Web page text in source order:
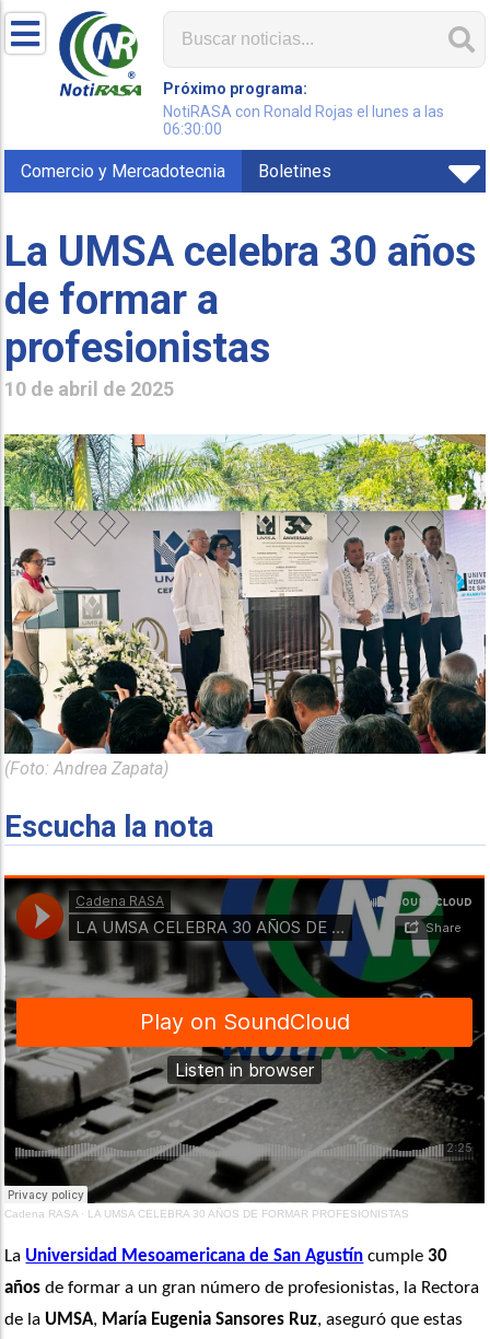
Próximo programa:
NotiRASA con Ronald Rojas el lunes a las
06:30:00
Comercio y Mercadotecnia Boletines
La UMSA celebra 30 años
de formar a
profesionistas
10 de abril de 2025
(Foto: Andrea Zapata)
Escucha la nota
Cadena RASA · LA UMSA CELEBRA 30 AÑOS DE FORMAR PROFESIONISTAS
La Universidad Mesoamericana de San Agustín cumple 30
años de formar a un gran número de profesionistas, la Rectora
de la UMSA, María Eugenia Sansores Ruz, aseguró que estas